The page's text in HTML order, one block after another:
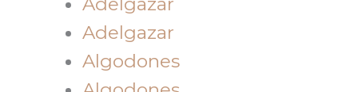
Adelgazar
Algodones